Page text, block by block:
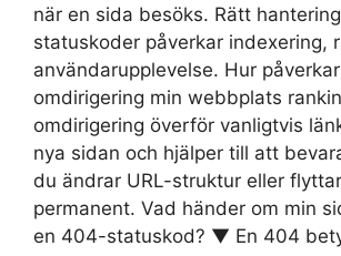
när en sida besöks. Rätt
statuskoder påverkar indexering,
användarupplevelse. Hur
omdirigering min webbplats
omdirigering överför vanligtvis
nya sidan och hjälper till att
du ändrar URL-struktur eller
permanent. Vad händer om min
en 404-statuskod? ▼ En 404